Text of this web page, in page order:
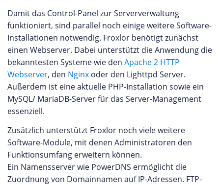
Damit das Control-Panel zur Serververwaltung
funktioniert, sind parallel noch einige weitere Software-
Installationen notwendig. Froxlor benötigt zunächst
einen Webserver. Dabei unterstützt die Anwendung die
bekanntesten Systeme wie den Apache 2 HTTP
Webserver, den Nginx oder den Lighttpd Server.
Außerdem ist eine aktuelle PHP-Installation sowie ein
MySQL/ MariaDB-Server für das Server-Management
essenziell.
Zusätzlich unterstützt Froxlor noch viele weitere
Software-Module, mit denen Administratoren den
Funktionsumfang erweitern können.
Ein Namensserver wie PowerDNS ermöglicht die
Zuordnung von Domainnamen auf IP-Adressen. FTP-